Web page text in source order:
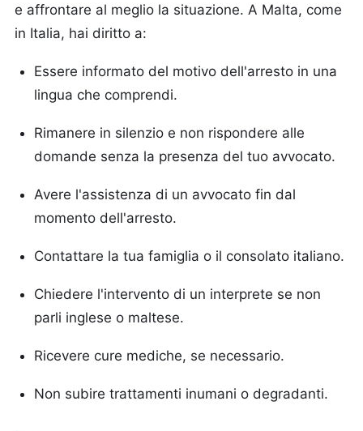
e affrontare al meglio la situazione. A Malta, come
in Italia, hai diritto a:
Essere informato del motivo dell'arresto in una
lingua che comprendi.
Rimanere in silenzio e non rispondere alle
domande senza la presenza del tuo avvocato.
Avere l'assistenza di un avvocato fin dal
momento dell'arresto.
Contattare la tua famiglia o il consolato italiano.
Chiedere l'intervento di un interprete se non
parli inglese o maltese.
Ricevere cure mediche, se necessario.
Non subire trattamenti inumani o degradanti.